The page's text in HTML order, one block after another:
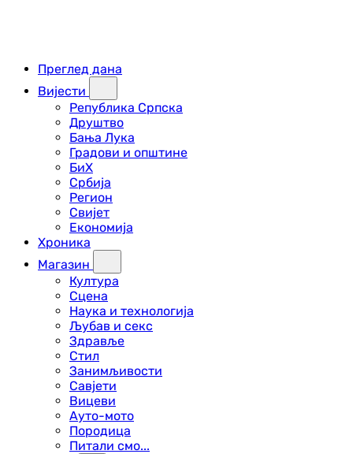
Преглед дана
Вијести
Република Српска
Друштво
Бања Лука
Градови и општине
БиХ
Србија
Регион
Свијет
Економија
Хроника
Магазин
Култура
Сцена
Наука и технологија
Љубав и секс
Здравље
Стил
Занимљивости
Савјети
Вицеви
Ауто-мото
Породица
Питали смо...